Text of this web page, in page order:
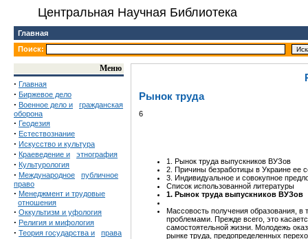
Центральная Научная Библиотека
Главная
Поиск:
Меню
· Главная
· Биржевое дело
· Военное дело и
гражданская
оборона
· Геодезия
· Естествознание
· Искусство и культура
· Краеведение и этнография
· Культурология
· Международное
публичное
право
· Менеджмент и трудовые
отношения
· Оккультизм и уфология
· Религия и мифология
· Теория государства и права
Рынок труда
6
1. Рынок труда выпускников ВУЗов
2. Причины безработицы в Украине ее
3. Индивидуальное и совокупное
Список использованной литературы
1. Рынок труда выпускников ВУЗов
Массовость получения образования,
проблемами. Прежде всего, это
самостоятельной жизни. Молодежь
рынке труда, предопределенных